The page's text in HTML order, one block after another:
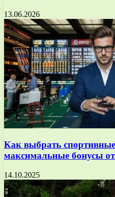
13.06.2026
Как выбрать
максимальные бонусы
14.10.2025